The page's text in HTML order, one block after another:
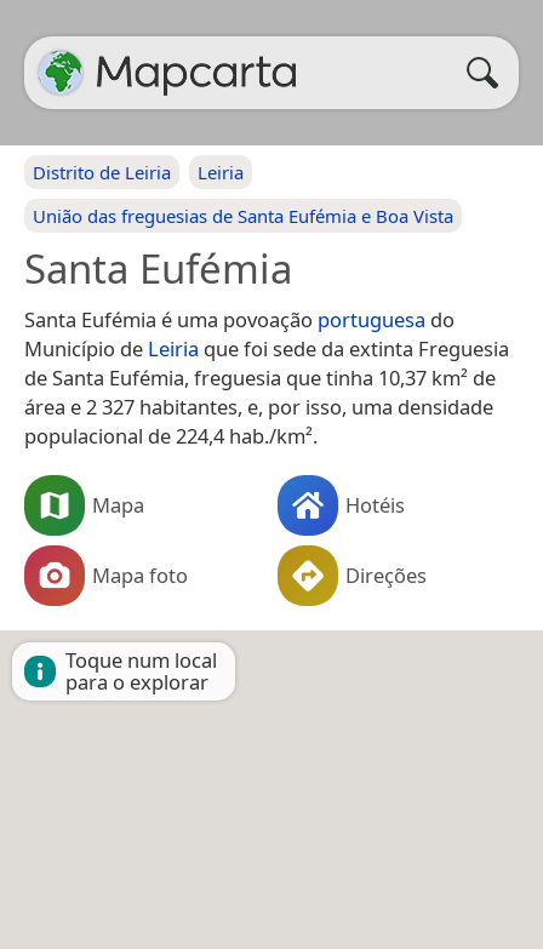
Distrito de Leiria
Leiria
União das freguesias de Santa Eufémia e Boa Vista
Santa Eufémia
Santa Eufémia é uma povoação portuguesa do
Município de Leiria que foi sede da extinta Freguesia
de Santa Eufémia, freguesia que tinha 10,37 km² de
área e 2 327 habitantes, e, por isso, uma densidade
populacional de 224,4 hab./km².
Mapa Hotéis
Mapa foto Direções
Toque num local
para o explorar